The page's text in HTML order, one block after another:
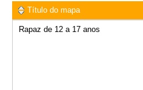
Título do mapa
Rapaz de 12 a 17 anos